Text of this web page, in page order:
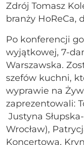
Zdrój Tomasz
branży HoReCa,
Po konferencji
wyjątkowej, 7-
Warszawska.
szefów kuchni,
wyprawie na
zaprezentowali:
Justyna
Wrocław),
Koncertowa,